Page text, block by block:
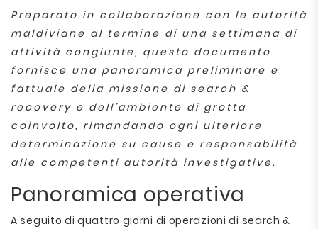
Preparato in collaborazione con le autorità
maldiviane al termine di una settimana di
attività congiunte, questo documento
fornisce una panoramica preliminare e
fattuale della missione di search &
recovery e dell’ambiente di grotta
coinvolto, rimandando ogni ulteriore
determinazione su cause e responsabilità
alle competenti autorità investigative.
Panoramica operativa
A seguito di quattro giorni di operazioni di search &